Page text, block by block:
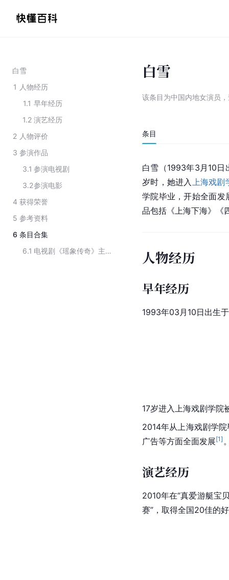
白雪
1 人物经历
1.1 早年经历
1.2 演艺经历
2 人物评价
3 参演作品
3.1 参演电视剧
3.2参演电影
4 获得荣誉
5 参考资料
6 条目合集
6.1
电视剧《瑶象传奇》主要演员
白雪
该条目为中国内地女演员 ，
条目
白雪（1993年3月10日
岁时，她进入 上海戏剧
学院毕业，开始全面
品包括《 上海下海》《
人物经历
早年经历
1993年03月10日出生
17岁进入上海戏剧学院
2014年从上海戏剧学
广告等方面全面发展[1]
演艺经历
2010年在“真爱游艇宝
赛”，取得全国20佳的